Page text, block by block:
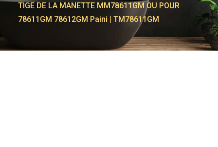
TIGE DE LA MANETTE MM78611GM OU POUR
78611GM 78612GM Paini | TM78611GM